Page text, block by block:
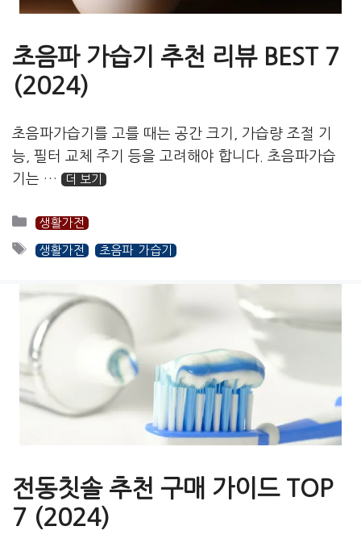
초음파 가습기 추천 리뷰 BEST 7
(2024)
초음파가습기를 고를 때는 공간 크기, 가습량 조절 기
능, 필터 교체 주기 등을 고려해야 합니다. 초음파가습
기는 …
더 보기
카
테
생활가전
태
생활가전 초음파 가습기
전동칫솔 추천 구매 가이드 TOP
7 (2024)